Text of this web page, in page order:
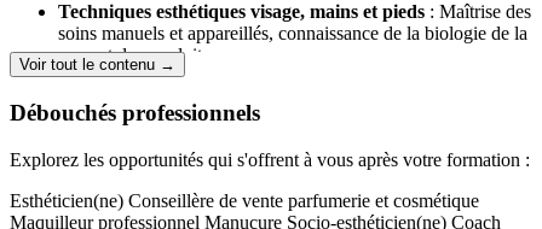
Techniques esthétiques visage, mains et pieds : Maîtrise des
soins manuels et appareillés, connaissance de la biologie de la
peau et des produits.
Maquillage professionnel
et ongles, choix des produits et des instruments.
Prestation UV: Connaître la réglementation, les risques et
Phanères: Réalisation d’épilation, coloration des
Conseil, vente et mise en valeur des produits: Développer
Voir tout le contenu →
Débouchés professionnels
Explorez les opportunités qui s'offrent à vous après votre formation :
Esthéticien(ne) Conseillère de vente parfumerie et cosmétique
Maquilleur professionnel Manucure Socio-esthéticien(ne) Coach